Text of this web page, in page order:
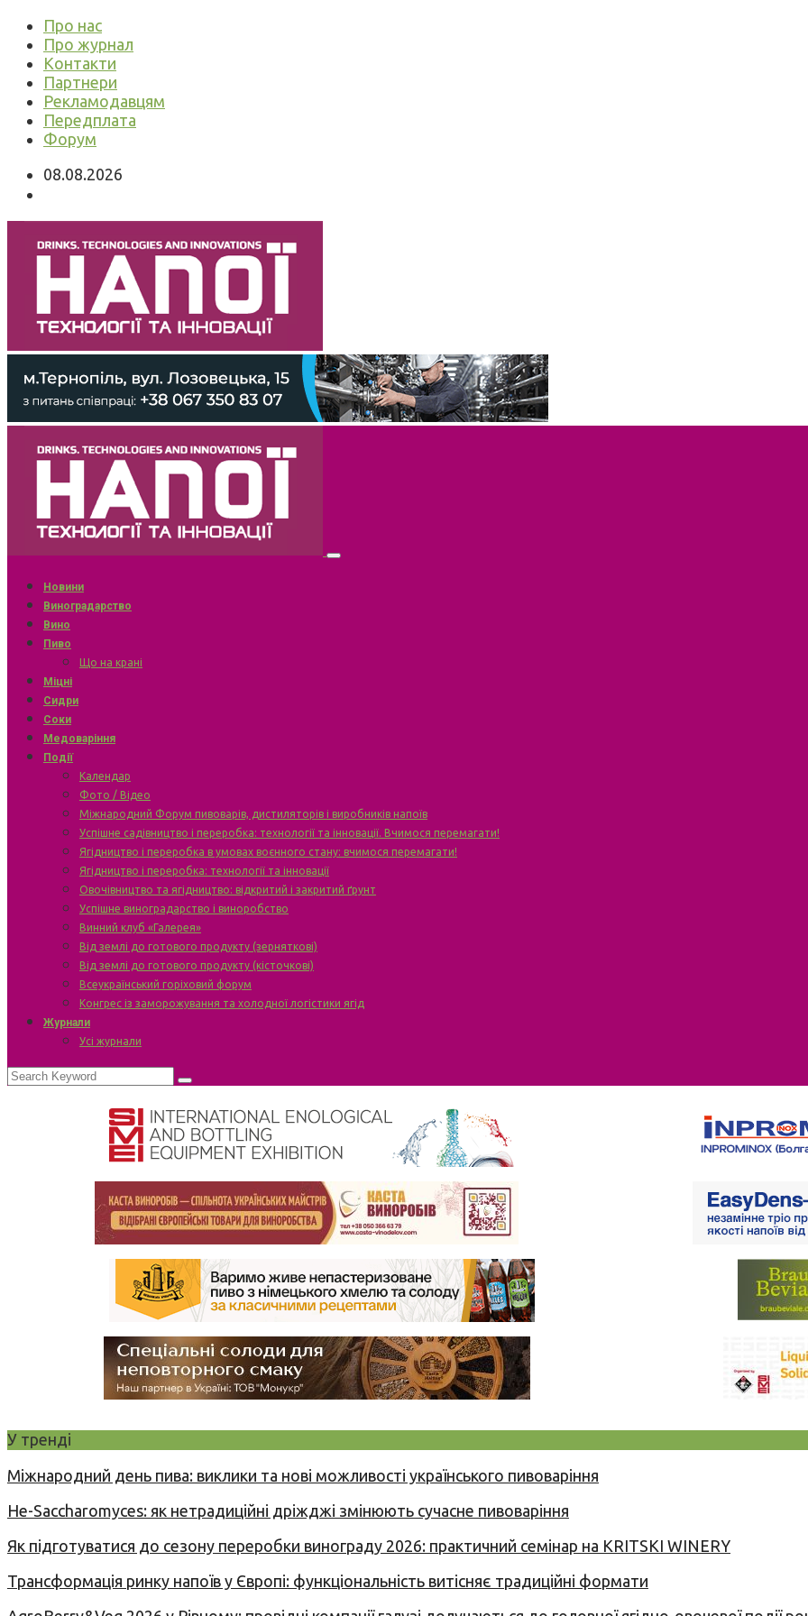
Про нас
Про журнал
Контакти
Партнери
Рекламодавцям
Передплата
Форум
08.08.2026
Новини
Виноградарство
Вино
Пиво
Що на крані
Міцні
Сидри
Соки
Медоваріння
Події
Календар
Фото / Відео
Міжнародний Форум пивоварів, дистиляторів і виробників напоїв
Успішне садівництво і переробка: технології та інновації. Вчимося перемагати!
Ягідництво і переробка в умовах воєнного стану: вчимося перемагати!
Ягідництво і переробка: технології та інновації
Овочівництво та ягідництво: відкритий і закритий ґрунт
Успішне виноградарство і виноробство
Винний клуб «Галерея»
Від землі до готового продукту (зерняткові)
Від землі до готового продукту (кісточкові)
Всеукраїнський горіховий форум
Конгрес із заморожування та холодної логістики ягід
Журнали
Усі журнали
У тренді
Міжнародний день пива: виклики та нові можливості українського пивоваріння
Не-Saccharomyces: як нетрадиційні дріжджі змінюють сучасне пивоваріння
Як підготуватися до сезону переробки винограду 2026: практичний семінар на KRITSKI WINERY
Трансформація ринку напоїв у Європі: функціональність витісняє традиційні формати